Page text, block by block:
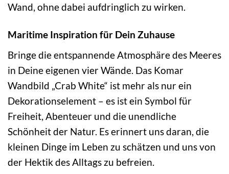
Wand, ohne dabei aufdringlich zu wirken.
Maritime Inspiration für Dein Zuhause
Bringe die entspannende Atmosphäre des Meeres
in Deine eigenen vier Wände. Das Komar
Wandbild „Crab White“ ist mehr als nur ein
Dekorationselement – es ist ein Symbol für
Freiheit, Abenteuer und die unendliche
Schönheit der Natur. Es erinnert uns daran, die
kleinen Dinge im Leben zu schätzen und uns von
der Hektik des Alltags zu befreien.